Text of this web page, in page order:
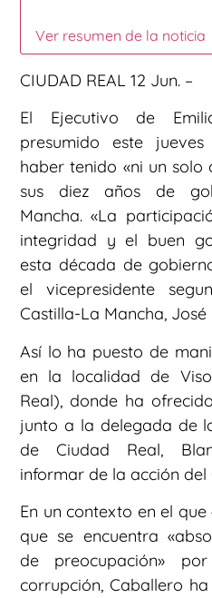
Ver resumen de la noticia
CIUDAD REAL 12 Jun. –
El Ejecutivo de
presumido este
haber tenido «ni un solo
sus diez años de
Mancha. «La
integridad y el buen
esta década de
el vicepresidente
Castilla-La Mancha,
Así lo ha puesto de
en la localidad de
Real), donde ha
junto a la delegada de
de Ciudad Real,
informar de la acción
En un contexto en el
que se encuentra
de preocupación»
corrupción, Caballero